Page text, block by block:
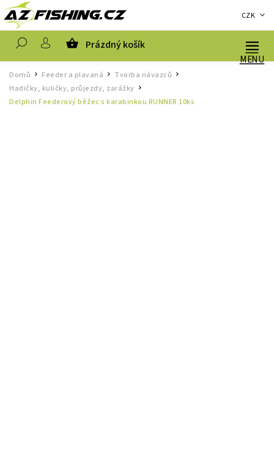
CZK
Prázdný košík
Domů / Feeder a plavaná / Tvorba návazců /
Hadičky, kuličky, průjezdy, zarážky
Delphin Feederový běžec s karabinkou RUNNER 10ks